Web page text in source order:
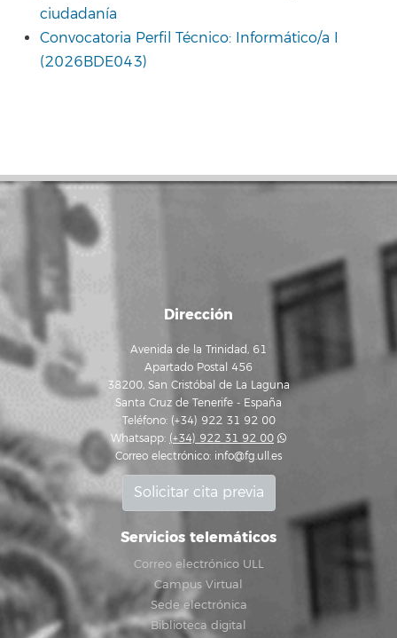
ciudadanía
Convocatoria Perfil Técnico: Informático/a I
(2026BDE043)
Dirección
Avenida de la Trinidad, 61
Apartado Postal 456
38200, San Cristóbal de La Laguna
Santa Cruz de Tenerife - España
Teléfono: (+34) 922 31 92 00
Whatsapp: (+34) 922 31 92 00
Correo electrónico: info@fg.ull.es
Solicitar cita previa
Servicios telemáticos
Correo electrónico ULL
Campus Virtual
Sede electrónica
Biblioteca digital